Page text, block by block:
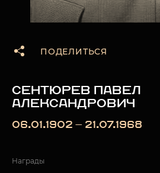
ПОДЕЛИТЬСЯ
СЕНТЮРЕВ ПАВЕЛ
АЛЕКСАНДРОВИЧ
06.01.1902 — 21.07.1968
Награды